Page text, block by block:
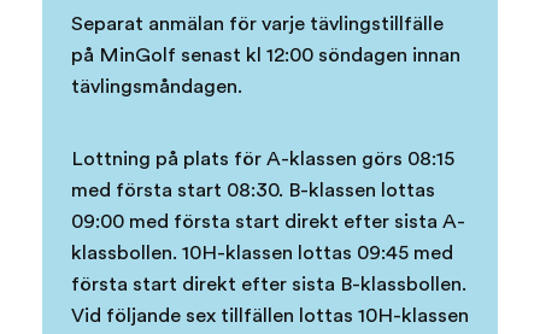
Separat anmälan för varje tävlingstillfälle
på MinGolf senast kl 12:00 söndagen innan
tävlingsmåndagen.
Lottning på plats för A-klassen görs 08:15
med första start 08:30. B-klassen lottas
09:00 med första start direkt efter sista A-
klassbollen. 10H-klassen lottas 09:45 med
första start direkt efter sista B-klassbollen.
Vid följande sex tillfällen lottas 10H-klassen